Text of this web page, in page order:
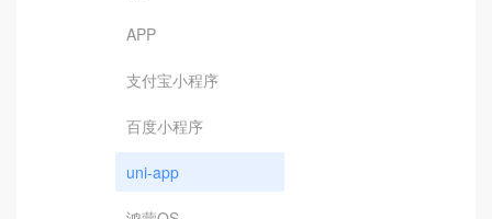
APP
支付宝小程序
百度小程序
uni-app